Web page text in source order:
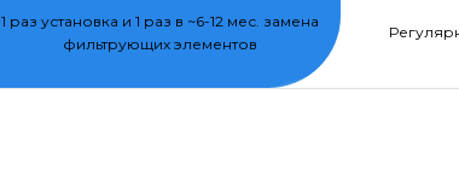
1 раз установка и 1 раз в ~6-12 мес. замена
фильтрующих элементов